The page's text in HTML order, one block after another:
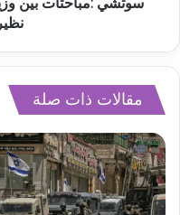
مقالات ذات صلة